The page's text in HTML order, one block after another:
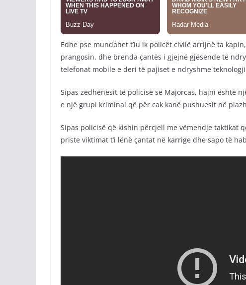
Edhe pse mundohet t’iu ik policët civilë arrijnë ta
prangosin, dhe brenda çantës i gjejnë gjësende të
telefonat mobile e deri të pajiset e ndryshme
Sipas zëdhënësit të policisë së Majorcas, hajni është
e një grupi kriminal që për cak kanë pushuesit në
Sipas policisë që kishin përcjell me vëmendje taktikat
priste viktimat t’i lënë çantat në karrige dhe sapo të